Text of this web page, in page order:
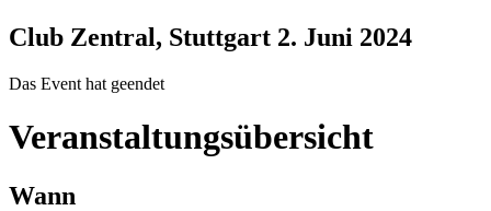
Club Zentral, Stuttgart 2. Juni 2024
Das Event hat geendet
Veranstaltungsübersicht
Wann